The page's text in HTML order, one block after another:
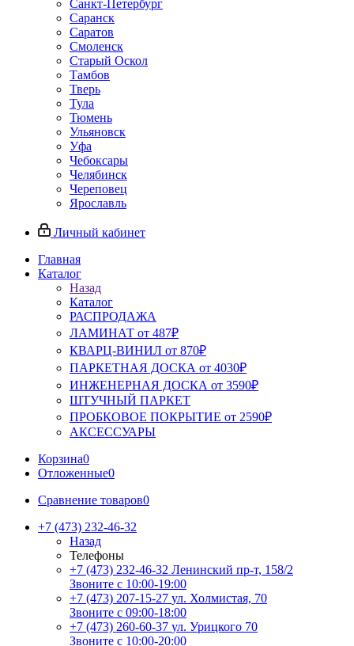
Санкт‑Петербург
Саранск
Саратов
Смоленск
Старый Оскол
Тамбов
Тверь
Тула
Тюмень
Ульяновск
Уфа
Чебоксары
Челябинск
Череповец
Ярославль
Личный кабинет
Главная
Каталог
Назад
Каталог
РАСПРОДАЖА
ЛАМИНАТ от 487₽
КВАРЦ-ВИНИЛ от 870₽
ПАРКЕТНАЯ ДОСКА от 4030₽
ИНЖЕНЕРНАЯ ДОСКА от 3590₽
ШТУЧНЫЙ ПАРКЕТ
ПРОБКОВОЕ ПОКРЫТИЕ от 2590₽
АКСЕССУАРЫ
Корзина0
Отложенные0
Сравнение товаров0
+7 (473) 232-46-32
Назад
Телефоны
+7 (473) 232-46-32 Ленинский пр-т, 158/2
Звоните с 10:00-19:00
+7 (473) 207-15-27 ул. Холмистая, 70
Звоните с 09:00-18:00
+7 (473) 260-60-37 ул. Урицкого 70
Звоните с 10:00-20:00